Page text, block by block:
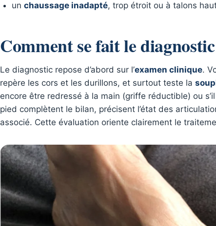
un chaussage inadapté, trop étroit ou à talons
Comment se fait le
Le diagnostic repose d’abord sur l’examen clinique.
repère les cors et les durillons, et surtout teste la
encore être redressé à la main (griffe réductible) ou
pied complètent le bilan, précisent l’état des
associé. Cette évaluation oriente clairement le